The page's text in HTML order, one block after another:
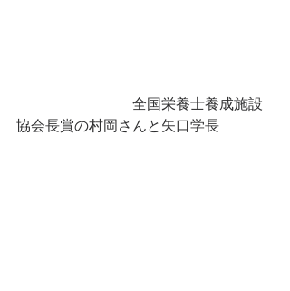
全国栄養士養成施設
協会長賞の村岡さんと矢口学長